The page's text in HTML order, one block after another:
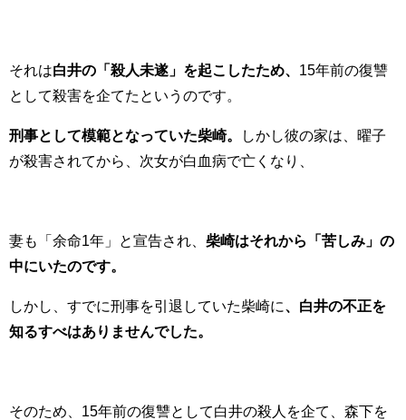
それは白井の「殺人未遂」を起こしたため、 15年前の復讐
として殺害を企てたというのです。
刑事として模範となっていた柴崎。
しかし彼の家は、曜子
が殺害されてから、次女が白血病で亡くなり、
妻も「余命1年」と宣告され、 柴崎はそれから「苦しみ」の
中にいたのです。
しかし、すでに刑事を引退していた柴崎に
、白井の不正を
知るすべはありませんでした。
そのため、15年前の復讐として白井の殺人を企て、森下を